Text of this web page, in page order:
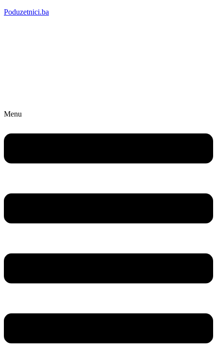
Poduzetnici.ba
Menu